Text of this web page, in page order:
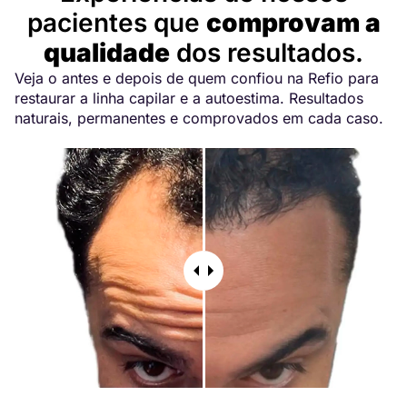
pacientes que comprovam a
qualidade dos resultados.
Veja o antes e depois de quem confiou na Refio para
restaurar a linha capilar e a autoestima. Resultados
naturais, permanentes e comprovados em cada caso.